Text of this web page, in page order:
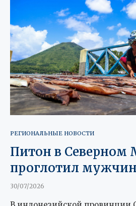
РЕГИОНАЛЬНЫЕ НОВОСТИ
Питон в Северном
проглотил
30/07/2026